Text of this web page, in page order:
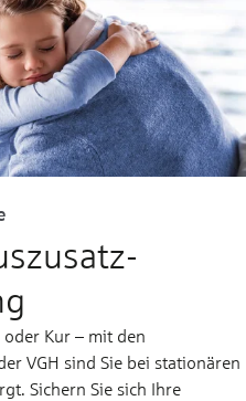
oder Kur – mit den
VGH sind Sie bei stationären
Sichern Sie sich Ihre